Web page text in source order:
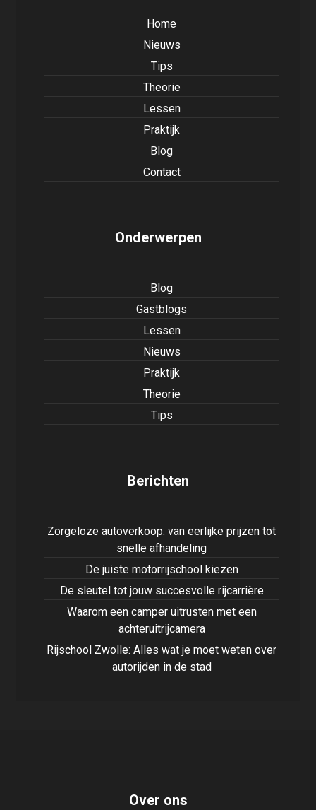
Home
Nieuws
Tips
Theorie
Lessen
Praktijk
Blog
Contact
Onderwerpen
Blog
Gastblogs
Lessen
Nieuws
Praktijk
Theorie
Tips
Berichten
Zorgeloze autoverkoop: van eerlijke prijzen tot
snelle afhandeling
De juiste motorrijschool kiezen
De sleutel tot jouw succesvolle rijcarrière
Waarom een camper uitrusten met een
achteruitrijcamera
Rijschool Zwolle: Alles wat je moet weten over
autorijden in de stad
Over ons